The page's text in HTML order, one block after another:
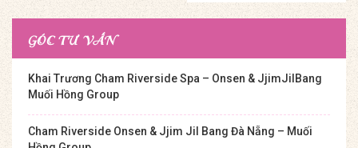
Mua Hàng
GÓC TƯ VẤN
Khai Trương Cham Riverside Spa – Onsen & JjimJilBang
Muối Hồng Group
Cham Riverside Onsen & Jjim Jil Bang Đà Nẵng – Muối